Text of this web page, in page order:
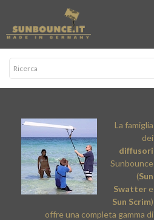
La famiglia
dei
diffusori
Sunbounce
(Sun
Swatter e
Sun Scrim)
offre una completa gamma di